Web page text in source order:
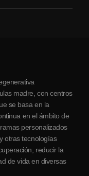
madre, con centros
se basa en la
en el ámbito de
personalizados
otras tecnologías
reducir la
de vida en diversas